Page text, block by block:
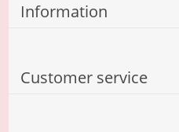
Information
Customer service